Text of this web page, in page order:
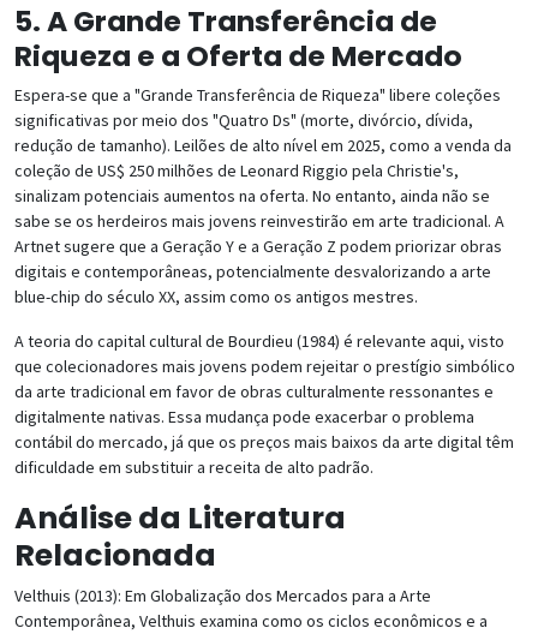
5. A Grande Transferência de
Riqueza e a Oferta de Mercado
Espera-se que a "Grande Transferência de Riqueza" libere coleções
significativas por meio dos "Quatro Ds" (morte, divórcio, dívida,
redução de tamanho). Leilões de alto nível em 2025, como a venda da
coleção de US$ 250 milhões de Leonard Riggio pela Christie's,
sinalizam potenciais aumentos na oferta. No entanto, ainda não se
sabe se os herdeiros mais jovens reinvestirão em arte tradicional. A
Artnet sugere que a Geração Y e a Geração Z podem priorizar obras
digitais e contemporâneas, potencialmente desvalorizando a arte
blue-chip do século XX, assim como os antigos mestres.
A teoria do capital cultural de Bourdieu (1984) é relevante aqui, visto
que colecionadores mais jovens podem rejeitar o prestígio simbólico
da arte tradicional em favor de obras culturalmente ressonantes e
digitalmente nativas. Essa mudança pode exacerbar o problema
contábil do mercado, já que os preços mais baixos da arte digital têm
dificuldade em substituir a receita de alto padrão.
Análise da Literatura
Relacionada
Velthuis (2013): Em Globalização dos Mercados para a Arte
Contemporânea, Velthuis examina como os ciclos econômicos e a